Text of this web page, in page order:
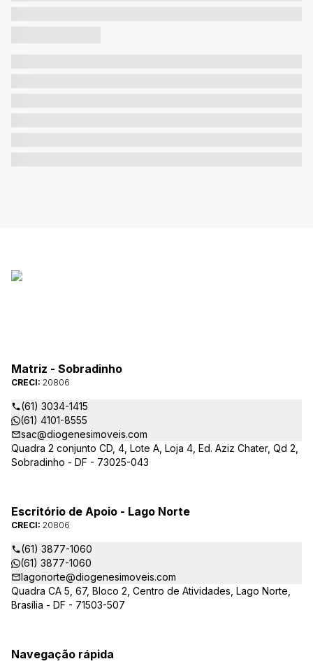
Matriz - Sobradinho
CRECI: 20806
(61) 3034-1415
(61) 4101-8555
sac@diogenesimoveis.com
Quadra 2 conjunto CD, 4, Lote A, Loja 4, Ed. Aziz Chater, Qd 2,
Sobradinho - DF - 73025-043
Escritório de Apoio - Lago Norte
CRECI: 20806
(61) 3877-1060
(61) 3877-1060
lagonorte@diogenesimoveis.com
Quadra CA 5, 67, Bloco 2, Centro de Atividades, Lago Norte,
Brasília - DF - 71503-507
Navegação rápida